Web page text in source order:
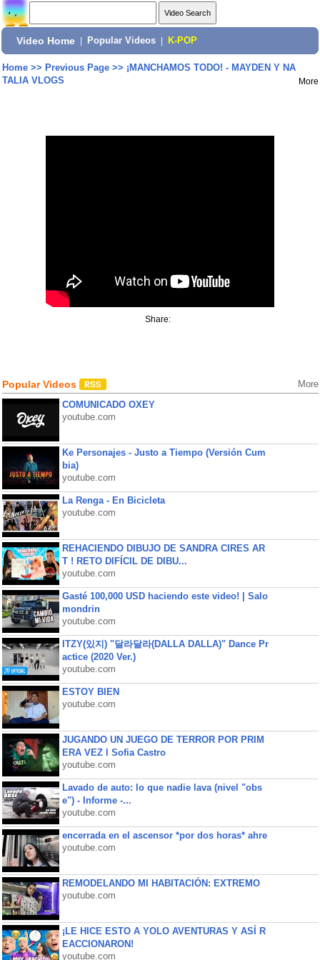
Video Home Popular Videos K-POP
Home>> Previous Page>> ¡MANCHAMOS TODO! - MAYDEN Y NA
TALIA VLOGS
More
Share:
Popular Videos More
COMUNICADO OXEY
youtube.com
Ke Personajes - Justo a Tiempo (Versión Cum
bia)
youtube.com
La Renga - En Bicicleta
youtube.com
REHACIENDO DIBUJO DE SANDRA CIRES AR
T ! RETO DIFÍCIL DE DIBU...
youtube.com
Gasté 100,000 USD haciendo este video! | Salo
mondrin
youtube.com
ITZY(있지) "달라달라(DALLA DALLA)" Dance Pr
actice (2020 Ver.)
youtube.com
ESTOY BIEN
youtube.com
JUGANDO UN JUEGO DE TERROR POR PRIM
ERA VEZ l Sofia Castro
youtube.com
Lavado de auto: lo que nadie lava (nivel "obs
e") - Informe -...
youtube.com
encerrada en el ascensor *por dos horas* ahre
youtube.com
REMODELANDO MI HABITACIÓN: EXTREMO
youtube.com
¡LE HICE ESTO A YOLO AVENTURAS Y ASÍ R
EACCIONARON!
youtube.com